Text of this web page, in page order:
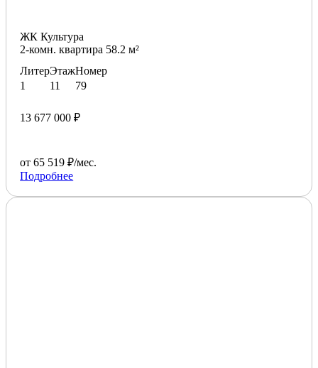
ЖК Культура
2-комн. квартира 58.2 м²
Литер
1
Этаж
11
Номер
79
13 677 000 ₽
от 65 519 ₽/мес.
Подробнее